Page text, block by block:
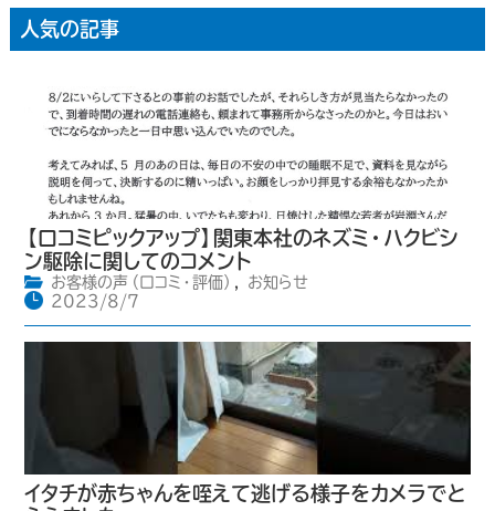
人気の記事
【口コミピックアップ】関東本社のネズミ・ハクビシ
ン駆除に関してのコメント
お客様の声（口コミ・評価） ,
お知らせ
2023/8/7
イタチが赤ちゃんを咥えて逃げる様子をカメラでと